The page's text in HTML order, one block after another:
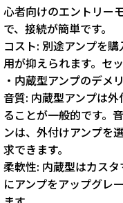
心者向けのエントリー
で、接続が簡単です。
コスト: 別途アンプを
用が抑えられます。セ
・内蔵型アンプのデメ
音質: 内蔵型アンプは
ることが一般的です。
ンは、外付けアンプを
求できます。
柔軟性: 内蔵型はカス
にアンプをアップグレ